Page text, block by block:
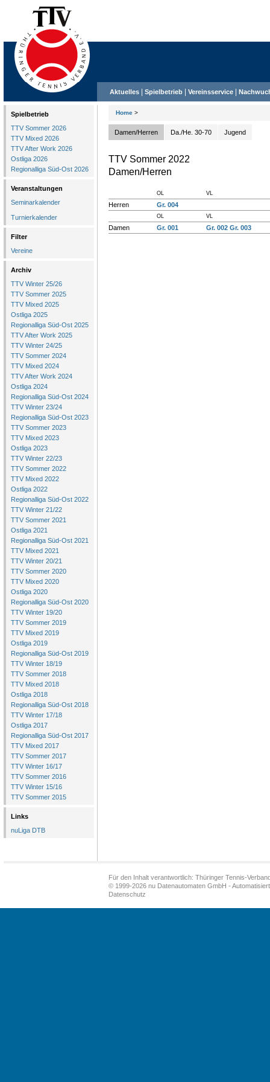
Aktuelles Spielbetrieb Vereinsservice
Damen/Herren Da./He. 30-70 Jugend
Home >
Spielbetrieb
TTV Sommer 2026
TTV Mixed 2026
TTV After Work 2026
Ostliga 2026
Regionalliga Süd-Ost 2026
Veranstaltungen
Seminarkalender
Turnierkalender
Filter
Vereine
Archiv
TTV Winter 25/26
TTV Sommer 2025
TTV Mixed 2025
Ostliga 2025
Regionalliga Süd-Ost 2025
TTV After Work 2025
TTV Winter 24/25
TTV Sommer 2024
TTV Mixed 2024
TTV After Work 2024
Ostliga 2024
Regionalliga Süd-Ost 2024
TTV Winter 23/24
Regionalliga Süd-Ost 2023
TTV Sommer 2023
TTV Mixed 2023
Ostliga 2023
TTV Winter 22/23
TTV Sommer 2022
TTV Mixed 2022
Ostliga 2022
Regionalliga Süd-Ost 2022
TTV Winter 21/22
TTV Sommer 2021
Ostliga 2021
Regionalliga Süd-Ost 2021
TTV Mixed 2021
TTV Winter 20/21
TTV Sommer 2020
TTV Mixed 2020
Ostliga 2020
Regionalliga Süd-Ost 2020
TTV Winter 19/20
TTV Sommer 2019
TTV Mixed 2019
Ostliga 2019
Regionalliga Süd-Ost 2019
TTV Winter 18/19
TTV Sommer 2018
TTV Mixed 2018
Ostliga 2018
Regionalliga Süd-Ost 2018
TTV Winter 17/18
Ostliga 2017
Regionalliga Süd-Ost 2017
TTV Mixed 2017
TTV Sommer 2017
TTV Winter 16/17
TTV Sommer 2016
TTV Winter 15/16
TTV Sommer 2015
Links
nuLiga DTB
TTV Sommer 2022
Damen/Herren
OL VL
Herren Gr. 004
OL VL
Damen Gr. 001 Gr. 002 Gr. 003
Für den Inhalt verantwortlich: Thüringer Tennis-
© 1999-2026 nu Datenautomaten GmbH -
Datenschutz